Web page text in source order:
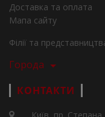
Доставка та оплата
Мапа сайту
Філії та
Города
КОНТАКТИ